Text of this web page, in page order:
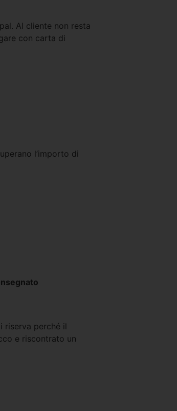
Al cliente non resta
con carta di
l’importo di
riserva perché il
e riscontrato un